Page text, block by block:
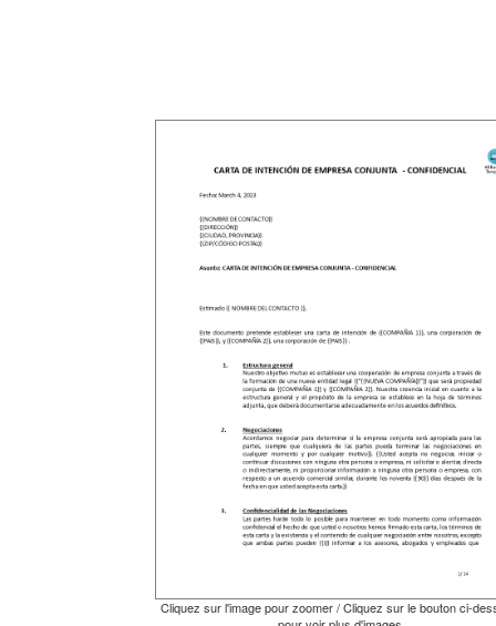
Cliquez sur l'image pour zoomer / Cliquez sur le bouton ci-